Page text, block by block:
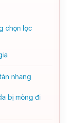
chọn lọc
nhang
bị mỏng đi